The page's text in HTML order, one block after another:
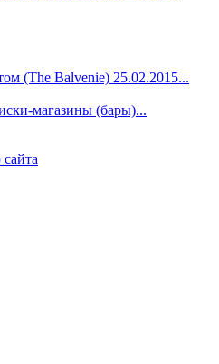
(The Balvenie) 25.02.2015...
магазины (бары)...